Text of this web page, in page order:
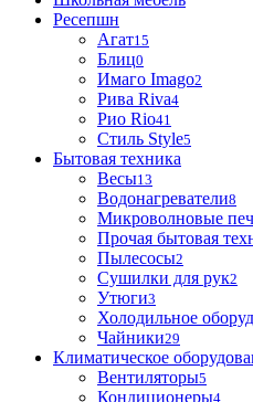
Ресепшн
Агат15
Блиц0
Имаго Imago2
Рива Riva4
Рио Rio41
Стиль Style5
Бытовая техника
Весы13
Водонагреватели8
Микроволновые
Прочая бытовая
Пылесосы2
Сушилки для рук2
Утюги3
Холодильное
Чайники29
Климатическое
Вентиляторы5
Кондиционеры4